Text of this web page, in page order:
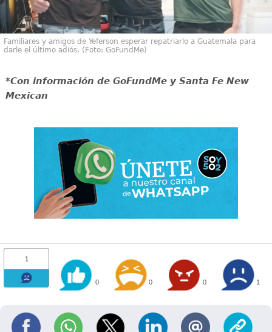
Familiares y amigos de Yeferson esperar repatriarlo a Guatemala para
darle el último adiós. (Foto: GoFundMe)
*Con información de GoFundMe y Santa Fe New
Mexican
1
0 0 0 1